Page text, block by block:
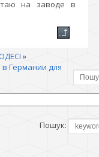
на заводе в
»
Германии для
Пошук: